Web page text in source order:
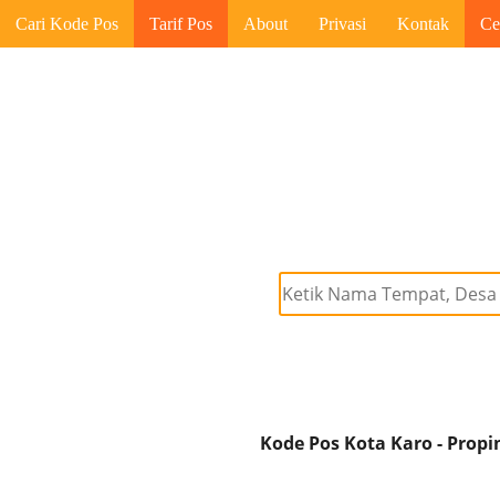
Cari Kode Pos Tarif Pos About Privasi Kontak
Kode Pos Kota Karo -